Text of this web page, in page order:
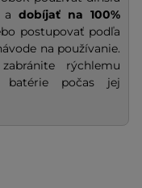
a dobíjať na 100%
postupovať podľa
na používanie.
rýchlemu
batérie počas jej